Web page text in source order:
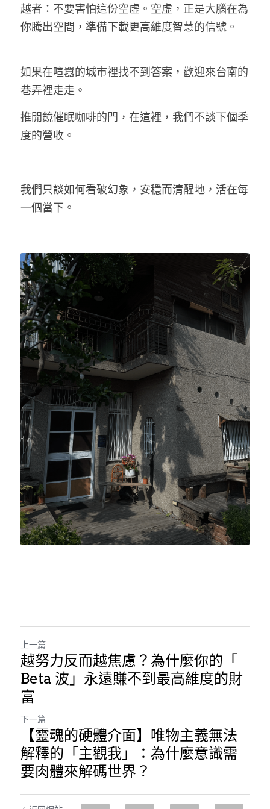
越者：不要害怕這份空虛。空虛，正是大腦在為
你騰出空間，準備下載更高維度智慧的信號。
如果在喧囂的城市裡找不到答案，歡迎來台南的
巷弄裡走走。
推開鏡催眠咖啡的門，在這裡，我們不談下個季
度的營收。
我們只談如何看破幻象，安穩而清醒地，活在每
一個當下。
上一篇
越努力反而越焦慮？為什麼你的「
Beta 波」永遠賺不到最高維度的財
富
下一篇
【靈魂的硬體介面】唯物主義無法
解釋的「主觀我」：為什麼意識需
要肉體來解碼世界？